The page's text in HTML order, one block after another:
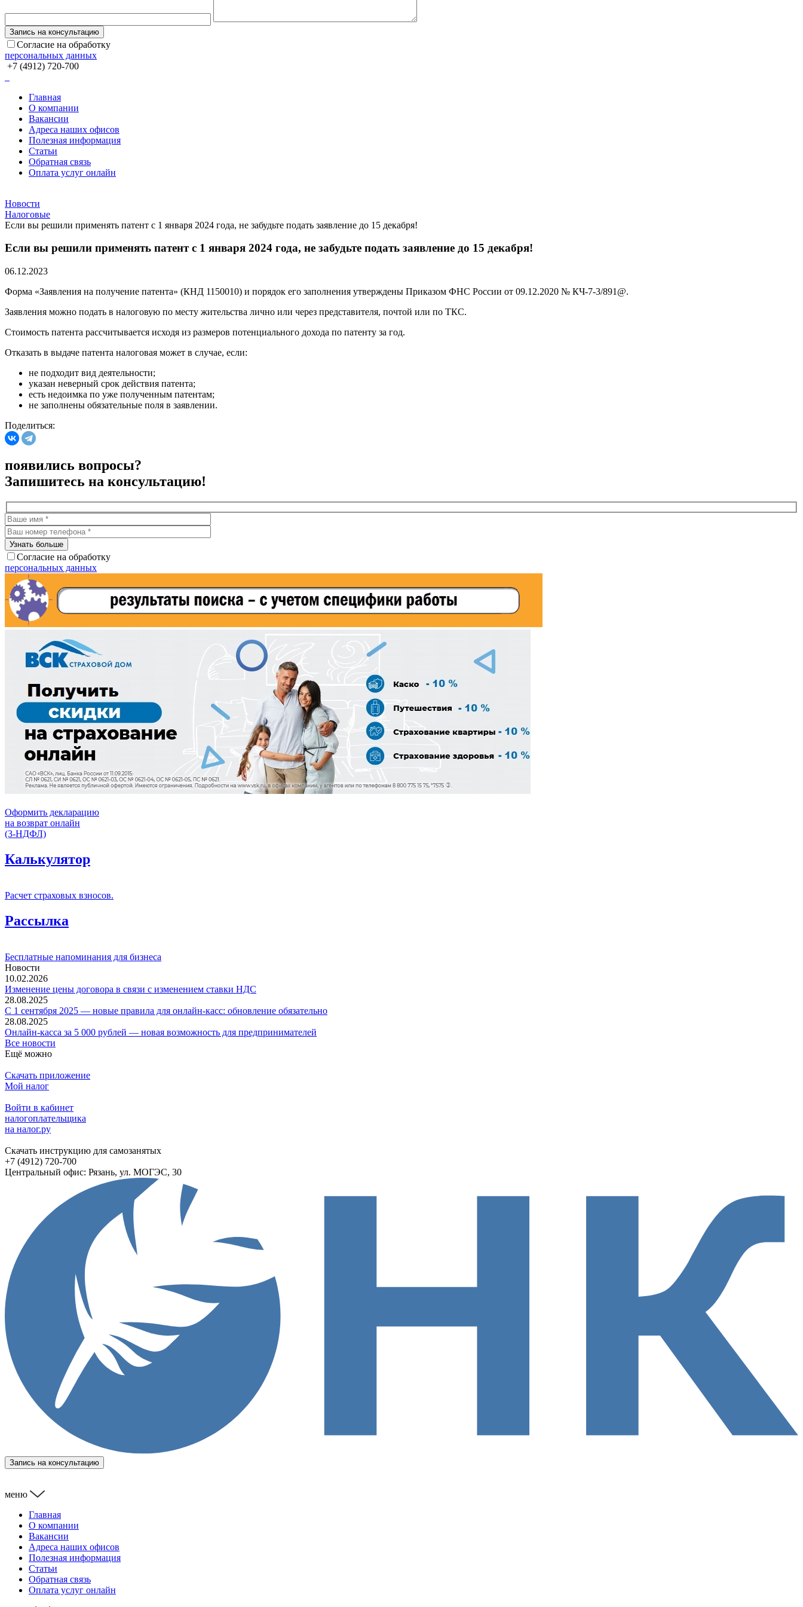
Согласие на обработку
персональных данных
+7 (4912) 720-700
Главная
О компании
Вакансии
Адреса наших офисов
Полезная информация
Статьи
Обратная связь
Оплата услуг онлайн
Новости
Налоговые
Если вы решили применять патент с 1 января 2024 года, не забудьте подать заявление до 15 декабря!
Если вы решили применять патент с 1 января 2024 года, не забудьте подать заявление до 15 декабря!
06.12.2023
Форма «Заявления на получение патента» (КНД 1150010) и порядок его заполнения утверждены Приказом ФНС России от 09.12.2020 № КЧ-7-3/891@.
Заявления можно подать в налоговую по месту жительства лично или через представителя, почтой или по ТКС.
Стоимость патента рассчитывается исходя из размеров потенциального дохода по патенту за год.
Отказать в выдаче патента налоговая может в случае, если:
не подходит вид деятельности;
указан неверный срок действия патента;
есть недоимка по уже полученным патентам;
не заполнены обязательные поля в заявлении.
Поделиться:
появились вопросы?
Запишитесь на консультацию!
Согласие на обработку
персональных данных
Оформить декларацию
на возврат онлайн
(3-НДФЛ)
Калькулятор
Расчет страховых взносов.
Рассылка
Бесплатные напоминания для бизнеса
Новости
10.02.2026
Изменение цены договора в связи с изменением ставки НДС
28.08.2025
С 1 сентября 2025 — новые правила для онлайн-касс: обновление обязательно
28.08.2025
Онлайн-касса за 5 000 рублей — новая возможность для предпринимателей
Все новости
Ещё можно
Скачать приложение
Мой налог
Войти в кабинет
налогоплательщика
на налог.ру
Скачать инструкцию для самозанятых
+7 (4912) 720-700
Центральный офис: Рязань, ул. МОГЭС, 30
Запись на консультацию
меню
Главная
О компании
Вакансии
Адреса наших офисов
Полезная информация
Статьи
Обратная связь
Оплата услуг онлайн